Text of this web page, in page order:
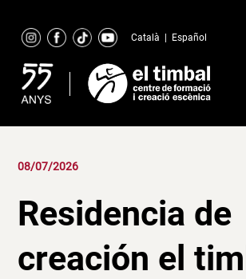
content
Català Español
08/07/2026
Residencia de
creación el